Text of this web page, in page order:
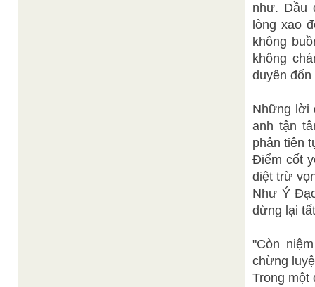
như. Dầu
lòng xao
không
không
duyên đốn
Những lời
anh tận
phân tiên
Điểm cốt
diệt trừ
Như Ý
dừng lại
"Còn
chừng
Trong một